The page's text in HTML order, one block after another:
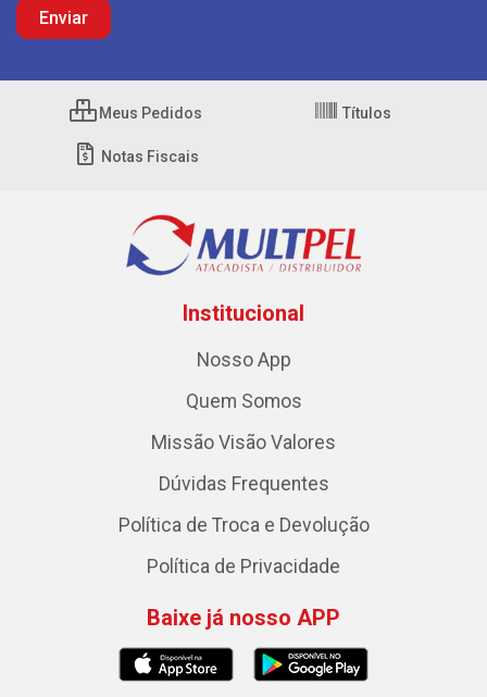
Meus Pedidos Títulos
Notas Fiscais
Institucional
Nosso App
Quem Somos
Missão Visão Valores
Dúvidas Frequentes
Política de Troca e Devolução
Política de Privacidade
Baixe já nosso APP